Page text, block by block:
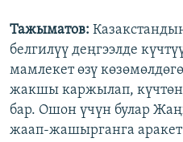
Тажыматов:
белгилүү деңгээлде
мамлекет өзү
жакшы каржылап,
бар. Ошон үчүн булар
жаап-жашырганга